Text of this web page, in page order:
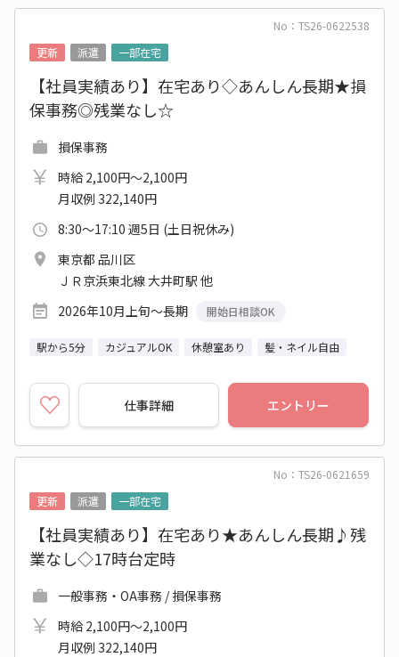
No：TS26-0622538
更新
派遣 一部在宅
【社員実績あり】在宅あり◇あんしん長期★損
保事務◎残業なし☆
損保事務
時給 2,100円～2,100円
月収例 322,140円
8:30～17:10 週5日 (土日祝休み)
東京都 品川区
ＪＲ京浜東北線 大井町駅 他
2026年10月上旬～長期
開始日相談OK
駅から5分 カジュアルOK 休憩室あり 髪・ネイル自由
仕事詳細 エントリー
No：TS26-0621659
更新
派遣 一部在宅
【社員実績あり】在宅あり★あんしん長期♪残
業なし◇17時台定時
一般事務・OA事務 / 損保事務
時給 2,100円～2,100円
月収例 322,140円